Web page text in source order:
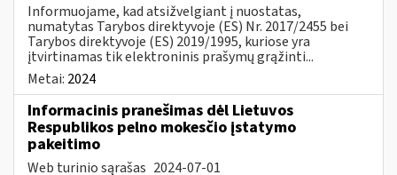
Informuojame, kad atsižvelgiant į nuostatas,
numatytas Tarybos direktyvoje (ES) Nr. 2017/2455 bei
Tarybos direktyvoje (ES) 2019/1995, kuriose yra
įtvirtinamas tik elektroninis prašymų grąžinti...
Metai: 2024
Informacinis pranešimas dėl Lietuvos
Respublikos pelno mokesčio įstatymo
pakeitimo
Web turinio sąrašas 2024-07-01